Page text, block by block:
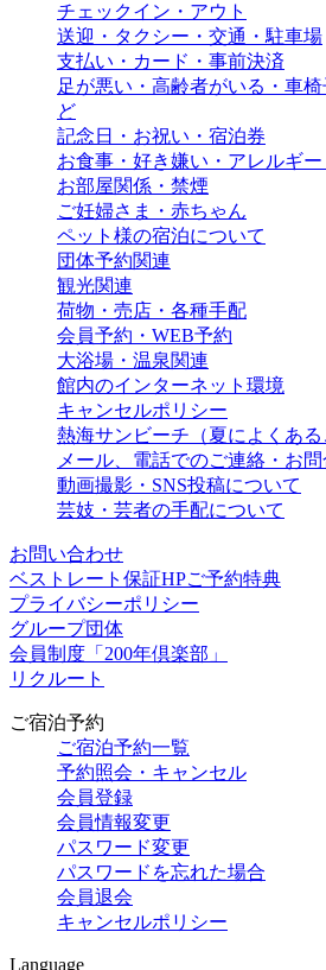
チェックイン・アウト
送迎・タクシー・交通・駐車場
支払い・カード・事前決済
足が悪い・高齢者がいる・車
ど
記念日・お祝い・宿泊券
お食事・好き嫌い・アレルギ
お部屋関係・禁煙
ご妊婦さま・赤ちゃん
ペット様の宿泊について
団体予約関連
観光関連
荷物・売店・各種手配
会員予約・WEB予約
大浴場・温泉関連
館内のインターネット環境
キャンセルポリシー
熱海サンビーチ（夏によくある
メール、電話でのご連絡・お
動画撮影・SNS投稿について
芸妓・芸者の手配について
お問い合わせ
ベストレート保証HPご予約特典
プライバシーポリシー
グループ団体
会員制度「200年倶楽部」
リクルート
ご宿泊予約
ご宿泊予約一覧
予約照会・キャンセル
会員登録
会員情報変更
パスワード変更
パスワードを忘れた場合
会員退会
キャンセルポリシー
Language